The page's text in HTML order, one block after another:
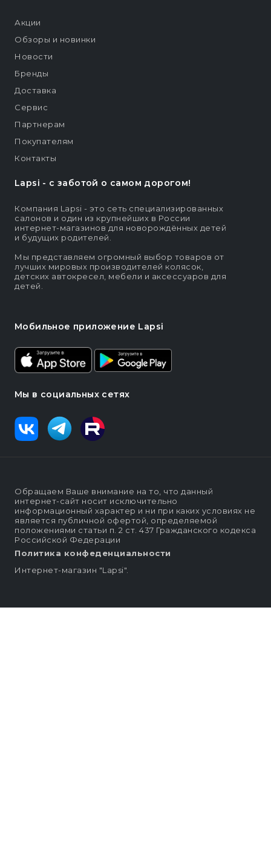
Lapsi - c заботой о самом дорогом!
Компания Lapsi - это сеть специализированных
салонов и один из крупнейших в России
интернет-магазинов для новорождённых детей
и будущих родителей.
Мы представляем огромный выбор товаров от
лучших мировых производителей колясок,
детских автокресел, мебели и аксессуаров для
детей.
Мобильное приложение Lapsi
Мы в социальных сетях
Акции
Обзоры и новинки
Новости
Бренды
Доставка
Сервис
Партнерам
Покупателям
Контакты
Обращаем Ваше внимание на то, что данный
интернет-сайт носит исключительно
информационный характер и ни при каких условиях не
является публичной офертой, определяемой
положениями статьи п. 2 ст. 437 Гражданского кодекса
Российской Федерации
Политика конфеденциальности
Интернет-магазин "Lapsi".